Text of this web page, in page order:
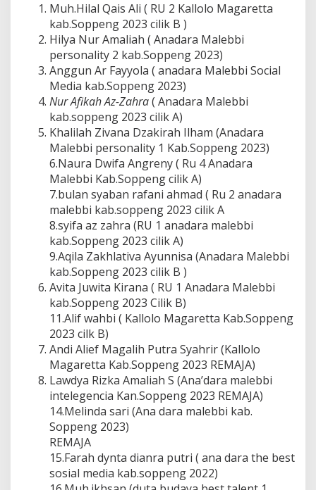
Muh.Hilal Qais Ali ( RU 2 Kallolo Magaretta
kab.Soppeng 2023 cilik B )
Hilya Nur Amaliah ( Anadara Malebbi
personality 2 kab.Soppeng 2023)
Anggun Ar Fayyola ( anadara Malebbi Social
Media kab.Soppeng 2023)
Nur Afikah Az-Zahra( Anadara Malebbi
kab.soppeng 2023 cilik A)
Khalilah Zivana Dzakirah Ilham (Anadara
Malebbi personality 1 Kab.Soppeng 2023)
6.Naura Dwifa Angreny ( Ru 4 Anadara
Malebbi Kab.Soppeng cilik A)
7.bulan syaban rafani ahmad ( Ru 2 anadara
malebbi kab.soppeng 2023 cilik A
8.syifa az zahra (RU 1 anadara malebbi
kab.Soppeng 2023 cilik A)
9.Aqila Zakhlativa Ayunnisa (Anadara Malebbi
kab.Soppeng 2023 cilik B )
Avita Juwita Kirana ( RU 1 Anadara Malebbi
kab.Soppeng 2023 Cilik B)
11.Alif wahbi ( Kallolo Magaretta Kab.Soppeng
2023 cilk B)
Andi Alief Magalih Putra Syahrir (Kallolo
Magaretta Kab.Soppeng 2023 REMAJA)
Lawdya Rizka Amaliah S (Ana’dara malebbi
intelegencia Kan.Soppeng 2023 REMAJA)
14.Melinda sari (Ana dara malebbi kab.
Soppeng 2023)
REMAJA
15.Farah dynta dianra putri ( ana dara the best
sosial media kab.soppeng 2022)